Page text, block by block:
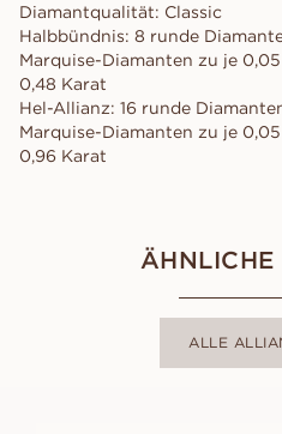
Diamantqualität: Classic
Halbbündnis: 8 runde
Marquise-Diamanten zu je
0,48 Karat
Hel-Allianz: 16 runde
Marquise-Diamanten zu je
0,96 Karat
ÄHNLICHE
ALLE